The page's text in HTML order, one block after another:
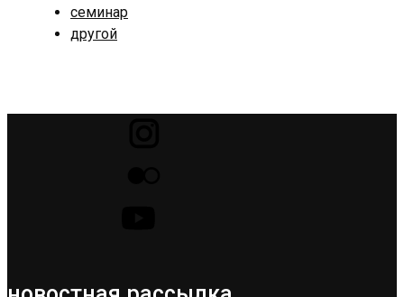
семинар
другой